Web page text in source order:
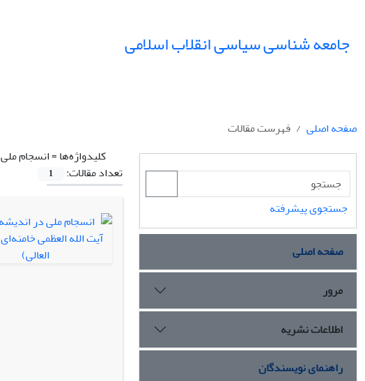
جامعه شناسی سیاسی انقلاب اسلامی
صفحه اصلی
فهرست مقالات
کلیدواژه‌ها =انسجام ملی
تعداد مقالات:
1
جستجوی پیشرفته
صفحه اصلی
مرور
اطلاعات نشریه
راهنمای نویسندگان